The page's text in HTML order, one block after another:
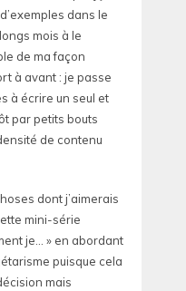
dans le
mois à le
de ma façon
à avant : je passe
à écrire un seul et
par petits bouts
de contenu
dont j’aimerais
mini-série
je… » en abordant
puisque cela
mais